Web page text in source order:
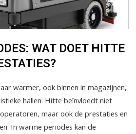
WAT DOET HITTE
warmer, ook binnen in magazijnen,
hallen. Hitte beïnvloedt niet
maar ook de prestaties en
In warme periodes kan de